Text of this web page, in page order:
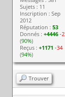
Sujets : 11
Inscription : Sep
2012
Réputation :53
Donnés :+4446 -
(90%)
Reçus :+1171 -34
(94%)
Trouver